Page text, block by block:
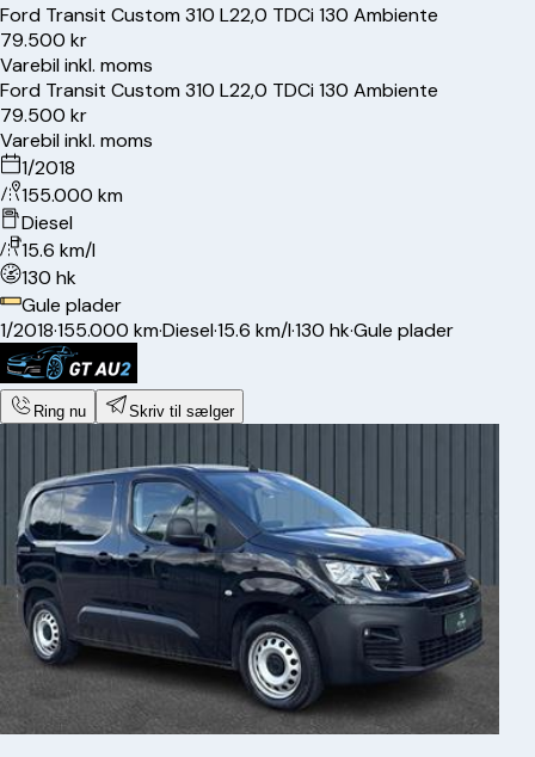
Ford Transit Custom 310 L22,0 TDCi 130 Ambiente
79.500 kr
Varebil inkl. moms
Ford Transit Custom 310 L22,0 TDCi 130 Ambiente
79.500 kr
Varebil inkl. moms
1/2018
155.000 km
Diesel
15.6 km/l
130 hk
Gule plader
1/2018·155.000 km·Diesel·15.6 km/l·130 hk·Gule plader
Ring nu Skriv til sælger